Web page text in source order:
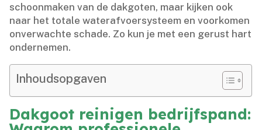
schoonmaken van de dakgoten, maar kijken ook
naar het totale waterafvoersysteem en voorkomen
onverwachte schade.​ Zo kun je met een gerust hart
ondernemen.​
Inhoudsopgaven
Dakgoot reinigen bedrijfspand: